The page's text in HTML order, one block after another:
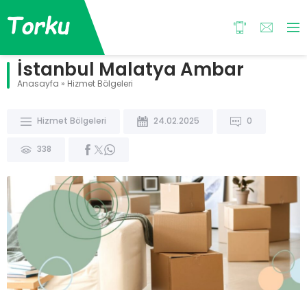
İstanbul Malatya Ambar
Anasayfa » Hizmet Bölgeleri
Hizmet Bölgeleri 24.02.2025 0
338